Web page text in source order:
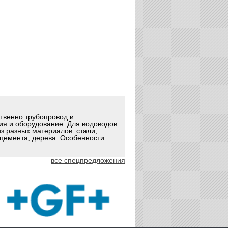
трубопровод и
и оборудование. Для водоводов
разных материалов: стали,
дерева. Особенности
все спецпредложения